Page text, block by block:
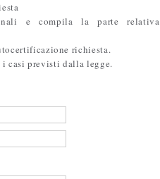
e compila la parte relativa
richiesta.
casi previsti dalla legge.